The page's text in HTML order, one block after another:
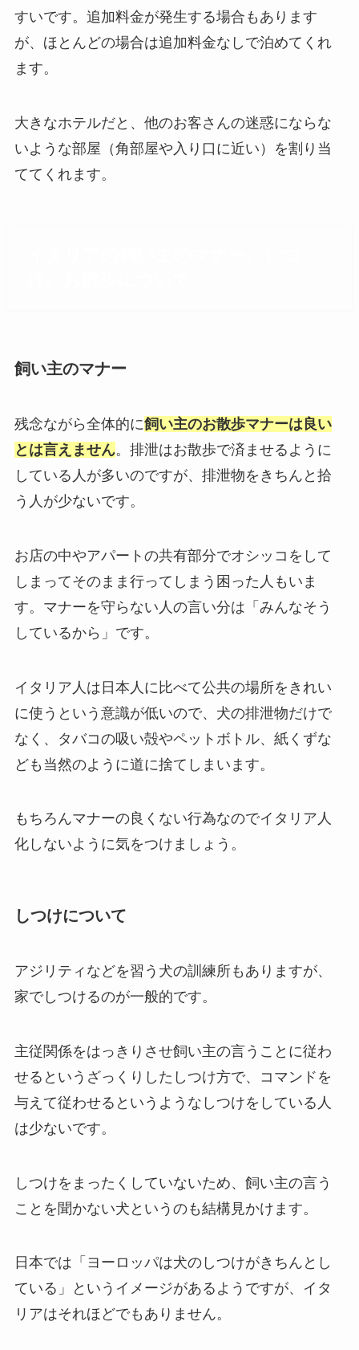
すいです。追加料金が発生する場合もあります
が、ほとんどの場合は追加料金なしで泊めてくれ
ます。
大きなホテルだと、他のお客さんの迷惑にならな
いような部屋（角部屋や入り口に近い）を割り当
ててくれます。
飼い主のマナー
残念ながら全体的に飼い主のお散歩マナーは良い
とは言えません。排泄はお散歩で済ませるように
している人が多いのですが、排泄物をきちんと拾
う人が少ないです。
お店の中やアパートの共有部分でオシッコをして
しまってそのまま行ってしまう困った人もいま
す。マナーを守らない人の言い分は「みんなそう
しているから」です。
イタリア人は日本人に比べて公共の場所をきれい
に使うという意識が低いので、犬の排泄物だけで
なく、タバコの吸い殻やペットボトル、紙くずな
ども当然のように道に捨てしまいます。
もちろんマナーの良くない行為なのでイタリア人
化しないように気をつけましょう。
しつけについて
アジリティなどを習う犬の訓練所もありますが、
家でしつけるのが一般的です。
主従関係をはっきりさせ飼い主の言うことに従わ
せるというざっくりしたしつけ方で、コマンドを
与えて従わせるというようなしつけをしている人
は少ないです。
しつけをまったくしていないため、飼い主の言う
ことを聞かない犬というのも結構見かけます。
日本では「ヨーロッパは犬のしつけがきちんとし
ている」というイメージがあるようですが、イタ
リアはそれほどでもありません。